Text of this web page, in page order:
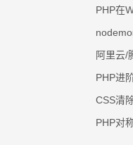
PHP在
阿里云/
PHP进
CSS清
PHP对